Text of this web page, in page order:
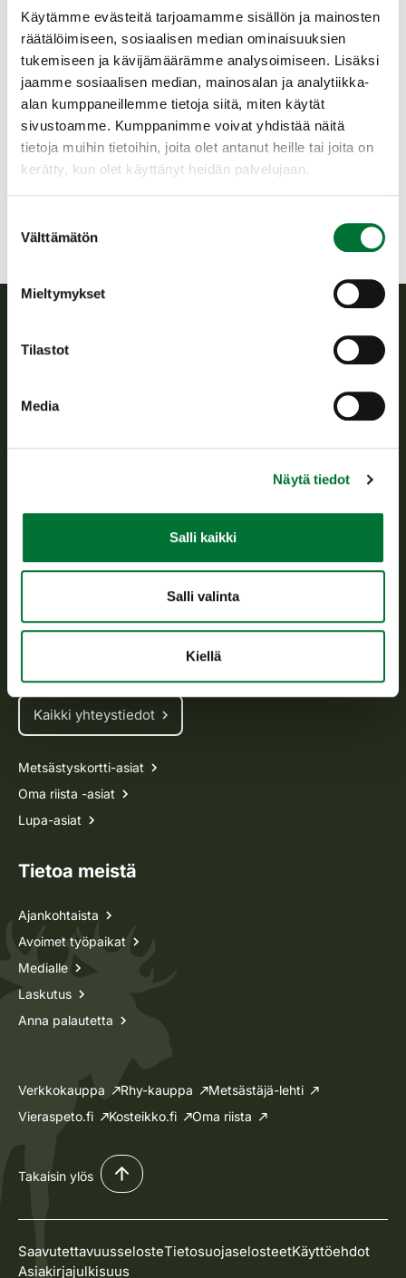
Käytämme evästeitä tarjoamamme sisällön ja mainosten
räätälöimiseen, sosiaalisen median ominaisuuksien
tukemiseen ja kävijämäärämme analysoimiseen. Lisäksi
jaamme sosiaalisen median, mainosalan ja analytiikka-
alan kumppaneillemme tietoja siitä, miten käytät
sivustoamme. Kumppanimme voivat yhdistää näitä
tietoja muihin tietoihin, joita olet antanut heille tai joita on
kerätty, kun olet käyttänyt heidän palvelujaan.
valinta
Välttämätön
Mieltymykset
Tilastot
Media
Näytä tiedot
Salli kaikki
Salli valinta
Kiellä
ÄLÄ TULE PAIKALLE ENNEN KLO 19,
RADALLA ON MUUTA TOIMINTAA.
Helsingin riistanhoitoyhdistys
Uusimaa
050 5503357
helsinki@rhy.riista.fi
Suomen riistakeskus
Suomen riistakeskus edistää kestävää riistataloutta, tukee
riistanhoitoyhdistysten toimintaa ja huolehtii riistapolitiikan
hallintotehtävistä.
asiakaspalvelu@riista.fi
Kaikki yhteystiedot
Metsästyskortti-asiat
Oma riista -asiat
Lupa-asiat
Tietoa meistä
Ajankohtaista
Avoimet työpaikat
Medialle
Laskutus
Anna palautetta
Verkkokauppa Rhy-kauppa
Metsästäjä-lehti
Vieraspeto.fi
Kosteikko.fi Oma riista
Takaisin ylös
SaavutettavuusselosteTietosuojaselosteetKäyttöehdot
Asiakirjajulkisuus